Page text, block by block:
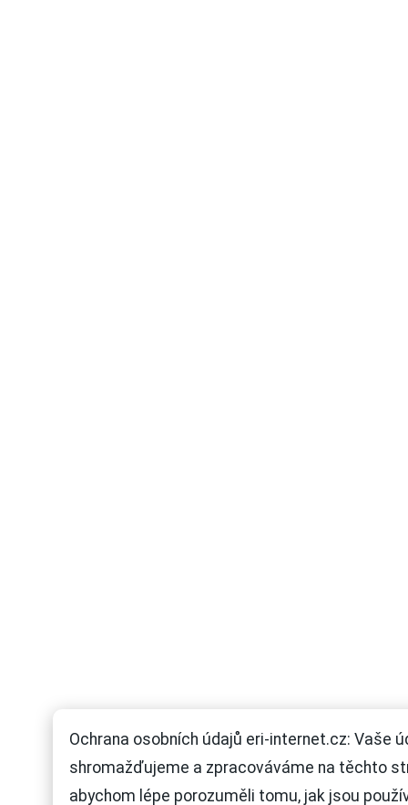
Ochrana osobních údajů eri-internet.cz: Vaše
shromažďujeme a zpracováváme na těchto
abychom lépe porozuměli tomu, jak jsou